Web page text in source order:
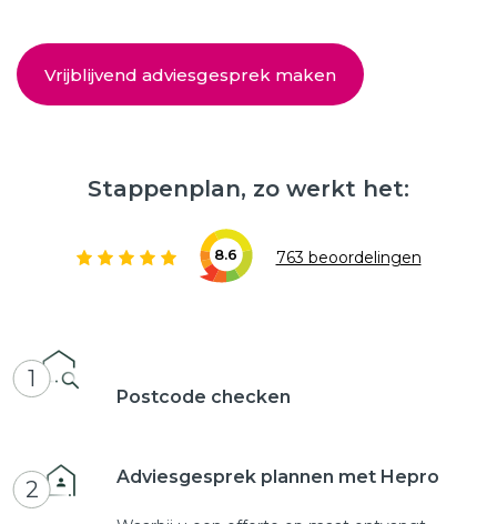
Vrijblijvend adviesgesprek maken
Stappenplan, zo werkt het:
8.6 763 beoordelingen
1
Postcode checken
2 Adviesgesprek plannen met Hepro